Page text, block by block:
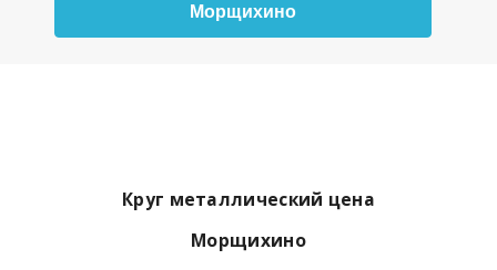
Морщихино
Круг металлический цена
Морщихино